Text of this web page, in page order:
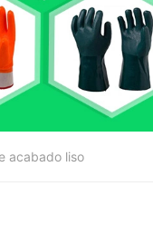
acabado liso